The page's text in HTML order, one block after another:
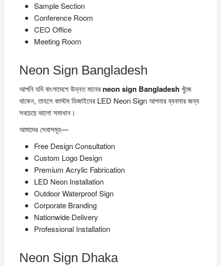
Sample Section
Conference Room
CEO Office
Meeting Room
Neon Sign Bangladesh
আপনি যদি বাংলাদেশে উন্নত মানের neon sign Bangladeshখুঁজে
থাকেন, তাহলে কাস্টম ডিজাইনের LED Neon Sign আপনার ব্যবসার জন্য
সবচেয়ে ভালো সমাধান।
আমাদের সেবাসমূহ—
Free Design Consultation
Custom Logo Design
Premium Acrylic Fabrication
LED Neon Installation
Outdoor Waterproof Sign
Corporate Branding
Nationwide Delivery
Professional Installation
Neon Sign Dhaka